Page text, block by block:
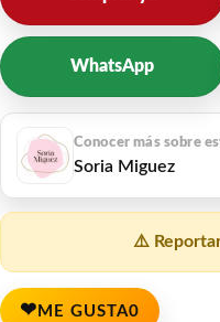
WhatsApp
Soria Miguez
⚠️
❤ ME GUSTA0